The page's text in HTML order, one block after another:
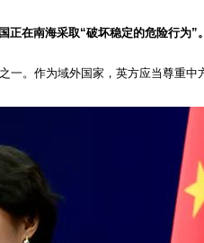
正在南海采取“破坏稳定的危险行为”
一。作为域外国家，英方应当尊重中